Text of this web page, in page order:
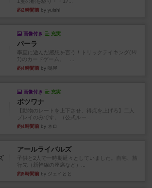
1隻の船を駆り・・17...
約2時間前 by yuishi
画像付き 充実
パーラ
率直に遊んだ感想を言う！トリックテイキング(ﾄﾘ
ﾃ)のカードゲーム。 ...
約4時間前 by 鳴屋
画像付き 充実
ボツワナ
【動物のレートを上下させ、得点を上げろ】二人
プレイのみです。（公式ルー...
約4時間前 by ネロ
アールライバルズ
子供と2人で一時期延々としていました。自宅、旅
行先（新幹線の座席など）...
約5時間前 by ジェイとと